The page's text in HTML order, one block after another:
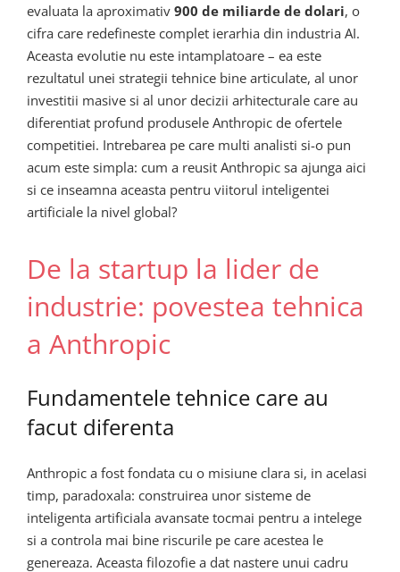
evaluata la aproximativ 900 de miliarde de dolari, o
cifra care redefineste complet ierarhia din industria AI.
Aceasta evolutie nu este intamplatoare – ea este
rezultatul unei strategii tehnice bine articulate, al unor
investitii masive si al unor decizii arhitecturale care au
diferentiat profund produsele Anthropic de ofertele
competitiei. Intrebarea pe care multi analisti si-o pun
acum este simpla: cum a reusit Anthropic sa ajunga aici
si ce inseamna aceasta pentru viitorul inteligentei
artificiale la nivel global?
De la startup la lider de
industrie: povestea tehnica
a Anthropic
Fundamentele tehnice care au
facut diferenta
Anthropic a fost fondata cu o misiune clara si, in acelasi
timp, paradoxala: construirea unor sisteme de
inteligenta artificiala avansate tocmai pentru a intelege
si a controla mai bine riscurile pe care acestea le
genereaza. Aceasta filozofie a dat nastere unui cadru